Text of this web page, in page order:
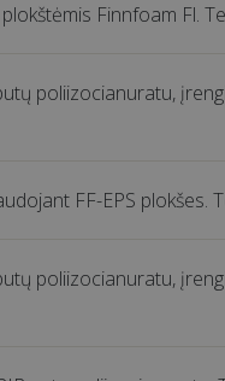
Finnfoam Fl.
poliizocianuratu,
FF-EPS plokšes.
poliizocianuratu,